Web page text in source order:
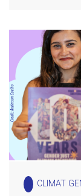
CLIMAT